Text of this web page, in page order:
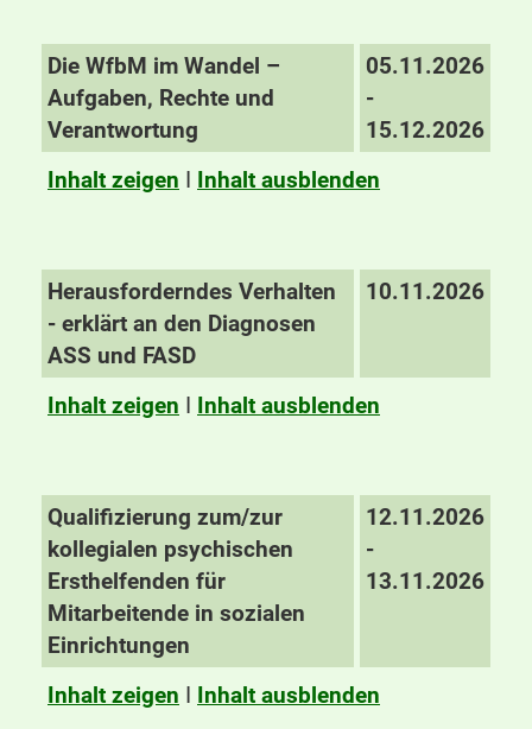
Die WfbM im Wandel –
Aufgaben, Rechte und
Verantwortung
05.11.2026
-
15.12.2026
Inhalt zeigen I Inhalt ausblenden
Herausforderndes Verhalten
- erklärt an den Diagnosen
ASS und FASD
10.11.2026
Inhalt zeigen I Inhalt ausblenden
Qualifizierung zum/zur
kollegialen psychischen
Ersthelfenden für
Mitarbeitende in sozialen
Einrichtungen
12.11.2026
-
13.11.2026
Inhalt zeigen I Inhalt ausblenden